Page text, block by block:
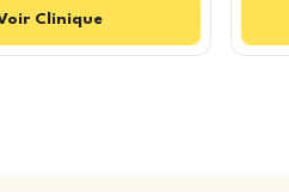
Clinique